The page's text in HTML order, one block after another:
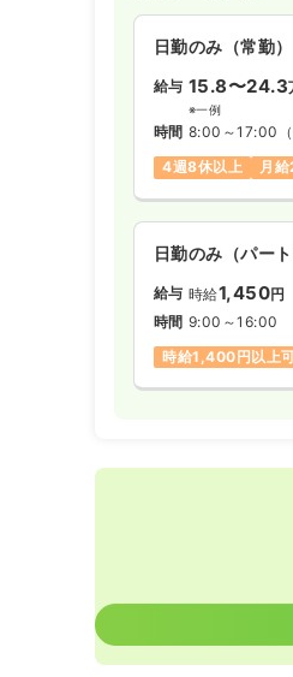
日勤のみ（常勤）
給与 15.8〜24.3
※一例
時間 8:00～17:00
4週8休以上
月
日勤のみ（パート
給与 時給1,450円
時間 9:00～16:00
時給1,400円以上